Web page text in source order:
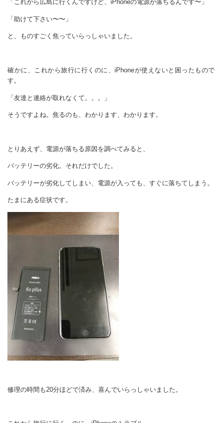
「これから広島に行くんですけど、iPhoneの電源が落ちるんです〜」
「助けて下さい〜〜」
と、ものすごく焦っていらっしゃいました。
確かに、これから旅行に行くのに、iPhoneが使えないと困ったもので
す。
「友達と連絡が取れなくて。。。」
そうですよね。焦るのも、わかります、わかります。
とりあえず、電源が落ちる原因を調べてみると、
バッテリーの劣化。それだけでした。
バッテリーが劣化してしまい、電源が入っても、すぐに落ちてしまう。
たまにある症状です。
修理の時間も20分ほどで済み、喜んでいらっしゃいました。